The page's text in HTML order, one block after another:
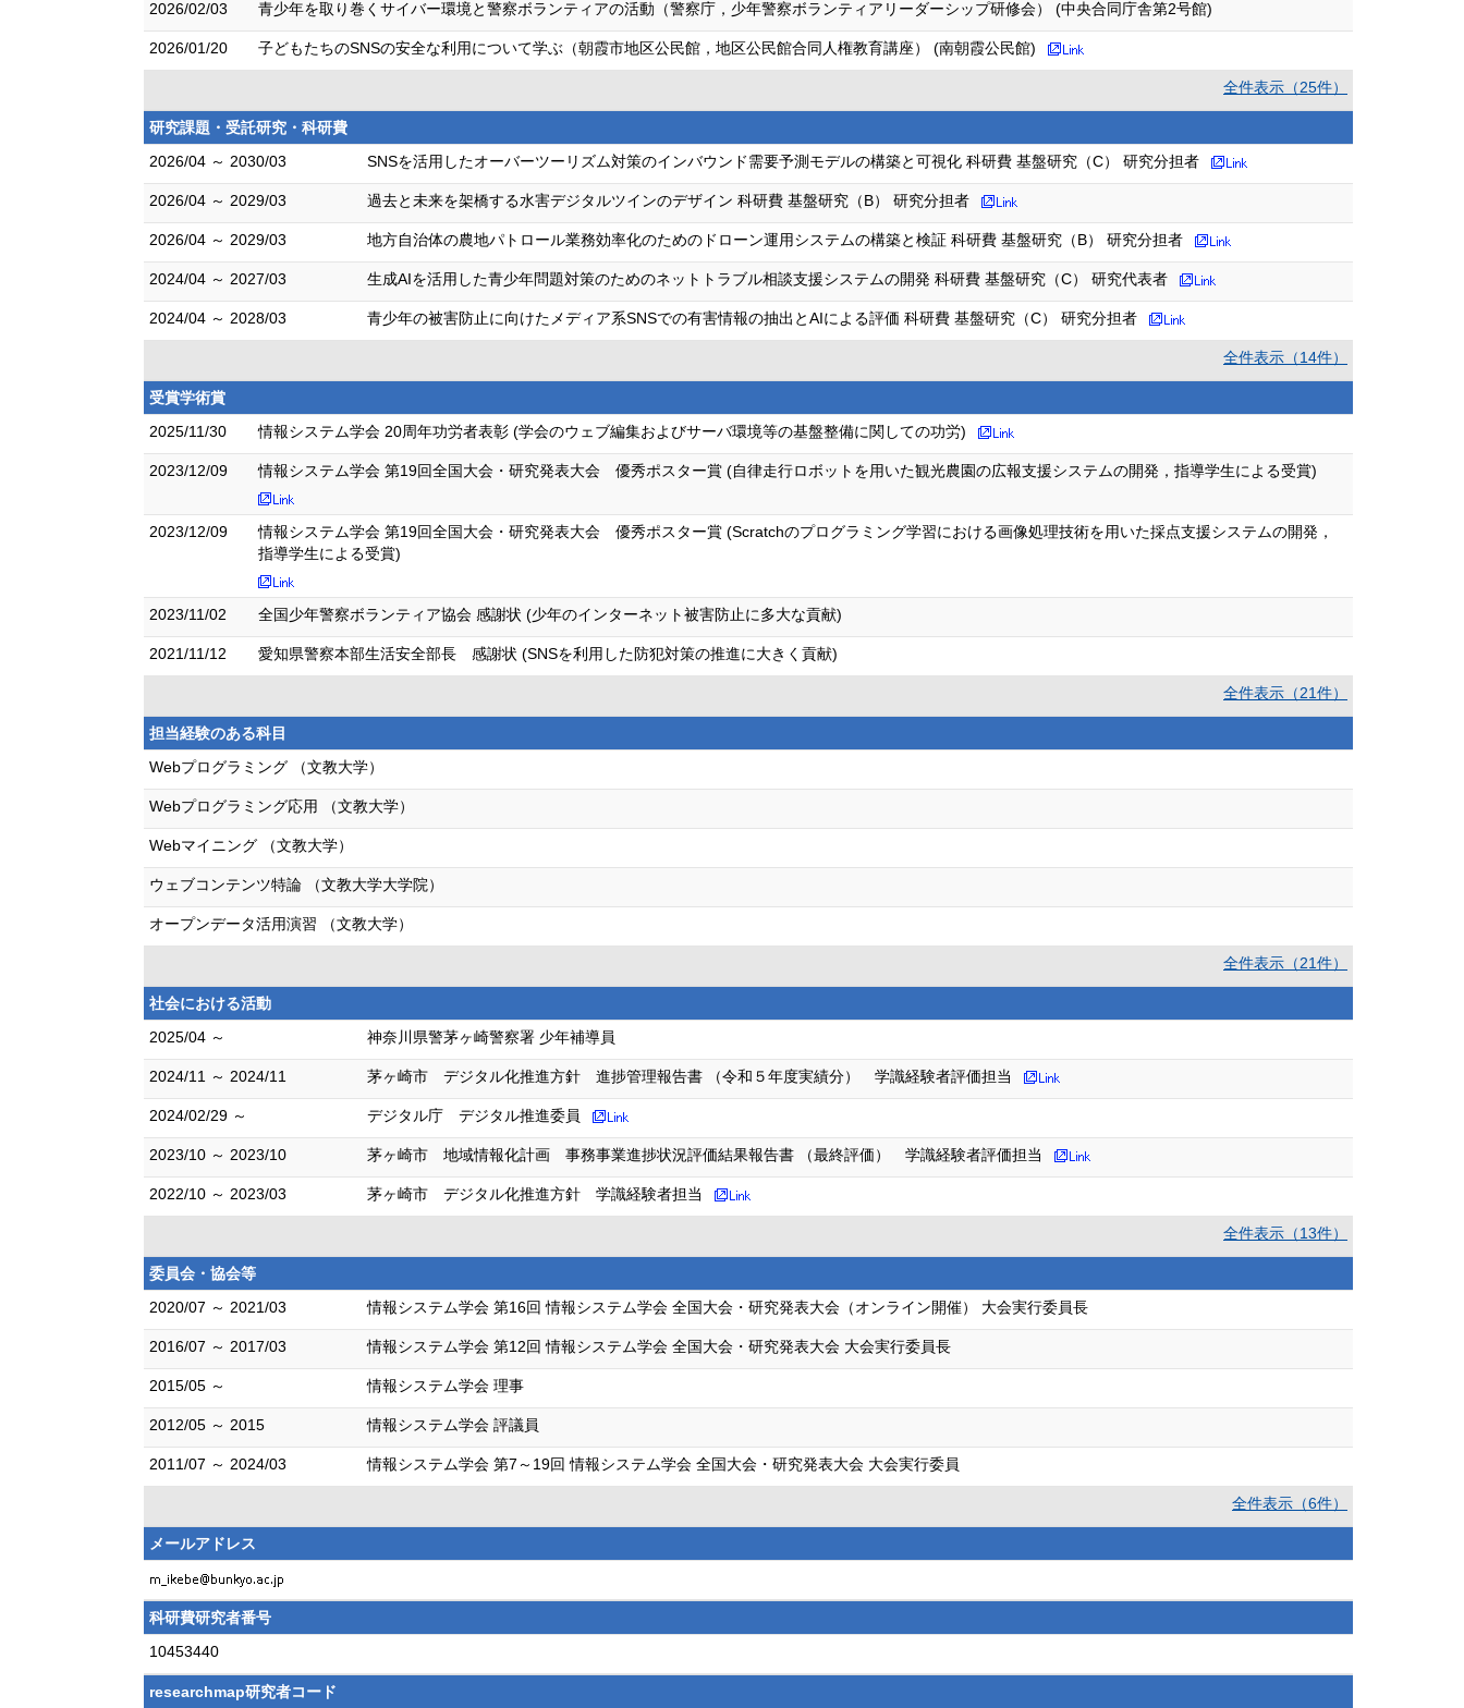
2026/02/03 青少年を取り巻くサイバー環境と警察ボランティアの活動（警察庁，少年警察ボランティアリーダーシップ研修会） (中央合同庁舎第2号館)
2026/01/20 子どもたちのSNSの安全な利用について学ぶ（朝霞市地区公民館，地区公民館合同人権教育講座） (南朝霞公民館)
全件表示（25件）
研究課題・受託研究・科研費
2026/04 ～ 2030/03
SNSを活用したオーバーツーリズム対策のインバウンド需要予測モデルの構築と可視化 科研費 基盤研究（C） 研究分担者
2026/04 ～ 2029/03 過去と未来を架橋する水害デジタルツインのデザイン 科研費 基盤研究（B） 研究分担者
2026/04 ～ 2029/03 地方自治体の農地パトロール業務効率化のためのドローン運用システムの構築と検証 科研費 基盤研究（B） 研究分担者
2024/04 ～ 2027/03 生成AIを活用した青少年問題対策のためのネットトラブル相談支援システムの開発 科研費 基盤研究（C） 研究代表者
2024/04 ～ 2028/03 青少年の被害防止に向けたメディア系SNSでの有害情報の抽出とAIによる評価 科研費 基盤研究（C） 研究分担者
全件表示（14件）
受賞学術賞
2025/11/30
情報システム学会 20周年功労者表彰 (学会のウェブ編集およびサーバ環境等の基盤整備に関しての功労)
2023/12/09 情報システム学会 第19回全国大会・研究発表大会 優秀ポスター賞 (自律走行ロボットを用いた観光農園の広報支援システムの開発，指導学生による受賞)
2023/12/09
情報システム学会 第19回全国大会・研究発表大会 優秀ポスター賞 (Scratchのプログラミング学習における画像処理技術を用いた採点支援システムの開発，
指導学生による受賞)
2023/11/02 全国少年警察ボランティア協会 感謝状 (少年のインターネット被害防止に多大な貢献)
2021/11/12 愛知県警察本部生活安全部長 感謝状 (SNSを利用した防犯対策の推進に大きく貢献)
全件表示（21件）
担当経験のある科目
Webプログラミング （文教大学）
Webプログラミング応用 （文教大学）
Webマイニング （文教大学）
ウェブコンテンツ特論 （文教大学大学院）
オープンデータ活用演習 （文教大学）
全件表示（21件）
社会における活動
2025/04 ～
神奈川県警茅ヶ崎警察署 少年補導員
2024/11 ～ 2024/11 茅ヶ崎市 デジタル化推進方針 進捗管理報告書 （令和５年度実績分） 学識経験者評価担当
2024/02/29 ～ デジタル庁 デジタル推進委員
2023/10 ～ 2023/10 茅ヶ崎市 地域情報化計画 事務事業進捗状況評価結果報告書 （最終評価） 学識経験者評価担当
2022/10 ～ 2023/03 茅ヶ崎市 デジタル化推進方針 学識経験者担当
全件表示（13件）
委員会・協会等
2020/07 ～ 2021/03
情報システム学会 第16回 情報システム学会 全国大会・研究発表大会（オンライン開催） 大会実行委員長
2016/07 ～ 2017/03 情報システム学会 第12回 情報システム学会 全国大会・研究発表大会 大会実行委員長
2015/05 ～ 情報システム学会 理事
2012/05 ～ 2015 情報システム学会 評議員
2011/07 ～ 2024/03 情報システム学会 第7～19回 情報システム学会 全国大会・研究発表大会 大会実行委員
全件表示（6件）
メールアドレス
科研費研究者番号
10453440
researchmap研究者コード